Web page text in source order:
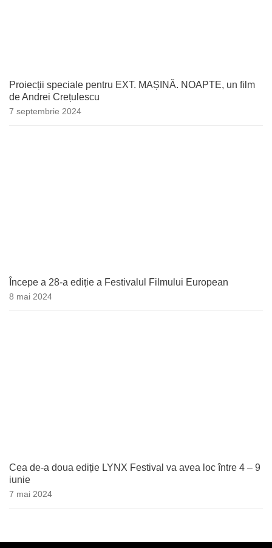
Proiecții speciale pentru EXT. MAȘINĂ. NOAPTE, un film
de Andrei Crețulescu
7 septembrie 2024
Începe a 28-a ediție a Festivalul Filmului European
8 mai 2024
Cea de-a doua ediție LYNX Festival va avea loc între 4 – 9
iunie
7 mai 2024